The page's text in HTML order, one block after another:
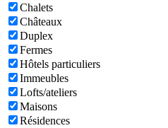
Chalets
Châteaux
Duplex
Fermes
Hôtels particuliers
Immeubles
Lofts/ateliers
Maisons
Résidences